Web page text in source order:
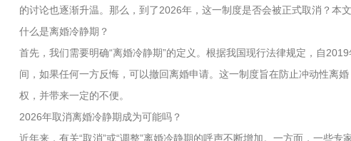
的讨论也逐渐升温。那么，到了2026年，这一制度是否会被正式取消？本
什么是离婚冷静期？
首先，我们需要明确“离婚冷静期”的定义。根据我国现行法律规定，自
间，如果任何一方反悔，可以撤回离婚申请。这一制度旨在防止冲动性离
权，并带来一定的不便。
2026年取消离婚冷静期成为可能吗？
近年来，有关“取消”或“调整”离婚冷静期的呼声不断增加。一方面，一些